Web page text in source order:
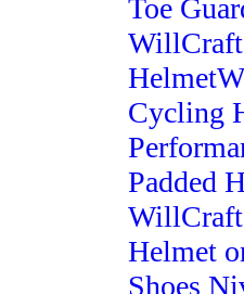
Toe
WillCraft
Helmet
Cycling
Padded
WillCraft
Helmet
Shoes